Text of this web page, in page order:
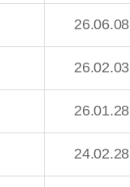
26.06.08
26.02.03
26.01.28
24.02.28